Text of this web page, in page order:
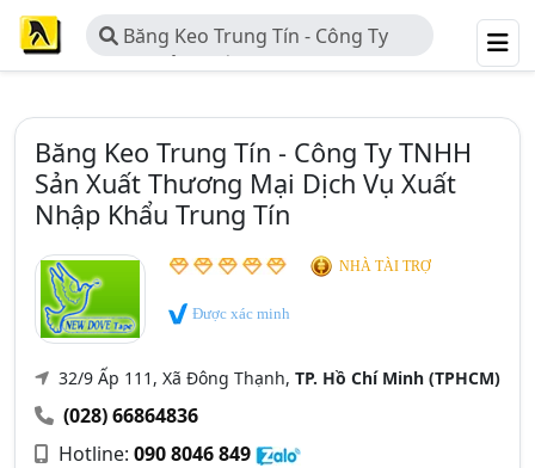
Băng Keo Trung Tín - Công Ty
TNHH Sản Xuất Thương Mại Dịch Vụ
Băng Keo Trung Tín - Công Ty TNHH
Sản Xuất Thương Mại Dịch Vụ Xuất
Nhập Khẩu Trung Tín
NHÀ TÀI TRỢ
Được xác minh
32/9 Ấp 111, Xã Đông Thạnh, TP. Hồ Chí Minh (TPHCM)
(028) 66864836
Hotline: 090 8046 849